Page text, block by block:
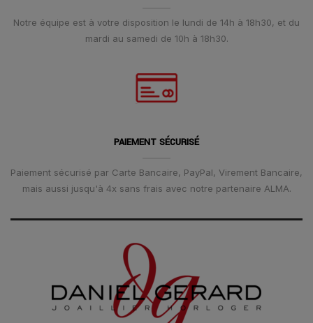
Notre équipe est à votre disposition le lundi de 14h à 18h30, et du
mardi au samedi de 10h à 18h30.
PAIEMENT SÉCURISÉ
Paiement sécurisé par Carte Bancaire, PayPal, Virement Bancaire,
mais aussi jusqu'à 4x sans frais avec notre partenaire ALMA.